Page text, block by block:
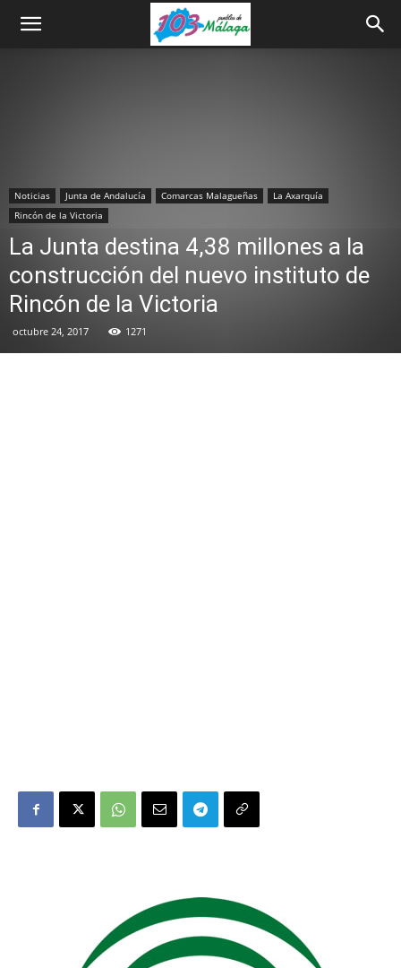
Noticias Junta de Andalucía Comarcas Malagueñas
La Axarquía
Rincón de la Victoria
La Junta destina 4,38 millones a la
construcción del nuevo instituto de
Rincón de la Victoria
octubre 24, 2017 1271